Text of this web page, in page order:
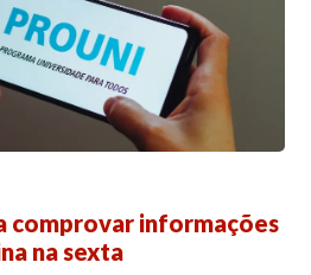
comprovar informações
na sexta